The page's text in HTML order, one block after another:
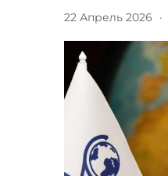
22 Апрель 2026 ·